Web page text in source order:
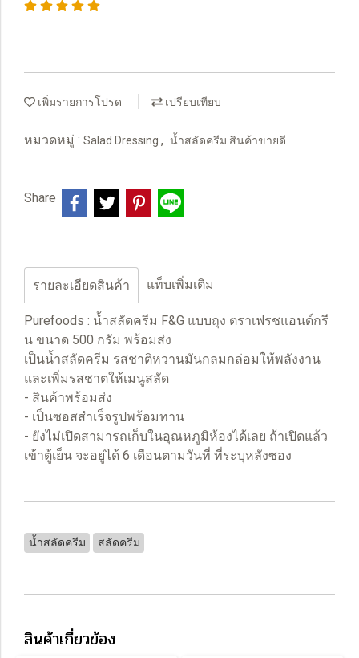
เพิ่มรายการโปรด เปรียบเทียบ
หมวดหมู่ : Salad Dressing , น้ำสลัดครีม สินค้าขายดี
Share
รายละเอียดสินค้า แท็บเพิ่มเติม
Purefoods : น้ำสลัดครีม F&G แบบถุง ตราเฟรชแอนด์กรี
น ขนาด 500 กรัม พร้อมส่ง
เป็นน้ำสลัดครีม รสชาติหวานมันกลมกล่อมให้พลังงาน
และเพิ่มรสชาตให้เมนูสลัด
- สินค้าพร้อมส่ง
- เป็นซอสสำเร็จรูปพร้อมทาน
- ยังไม่เปิดสามารถเก็บในอุณหภูมิห้องได้เลย ถ้าเปิดแล้ว
เข้าตู้เย็น จะอยู่ได้ 6 เดือนตามวันที่ ที่ระบุหลังซอง
น้ำสลัดครีม สลัดครีม
สินค้าเกี่ยวข้อง